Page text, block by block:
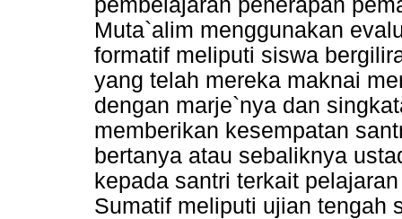
pembelajaran penerapan
Muta`alim menggunakan
formatif meliputi siswa
yang telah mereka maknai
dengan marje`nya dan
memberikan kesempatan
bertanya atau sebaliknya
kepada santri terkait
Sumatif meliputi ujian tengah